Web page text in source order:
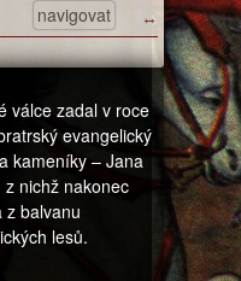
↔
navigovat
válce zadal v roce
evangelický
kameníky – Jana
z nichž nakonec
z balvanu
lesů.